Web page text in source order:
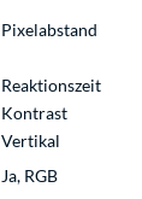
Pixelabstand
Reaktionszeit
Kontrast
Vertikal
Ja, RGB